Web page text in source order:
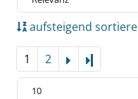
aufsteigend
1 2